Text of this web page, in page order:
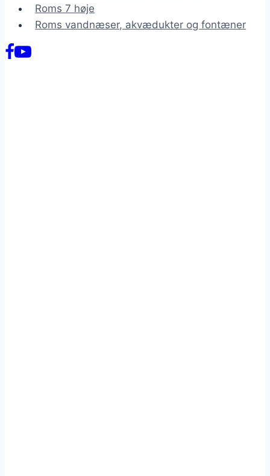
Roms 7 høje
Roms vandnæser, akvædukter og fontæner